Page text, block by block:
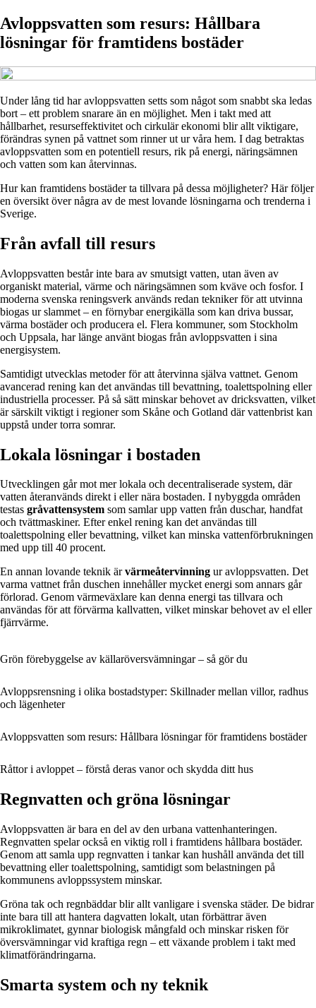
Avloppsvatten som resurs: Hållbara
lösningar för framtidens bostäder
Under lång tid har avloppsvatten setts som något som snabbt ska ledas
bort – ett problem snarare än en möjlighet. Men i takt med att
hållbarhet, resurseffektivitet och cirkulär ekonomi blir allt viktigare,
förändras synen på vattnet som rinner ut ur våra hem. I dag betraktas
avloppsvatten som en potentiell resurs, rik på energi, näringsämnen
och vatten som kan återvinnas.
Hur kan framtidens bostäder ta tillvara på dessa möjligheter? Här följer
en översikt över några av de mest lovande lösningarna och trenderna i
Sverige.
Från avfall till resurs
Avloppsvatten består inte bara av smutsigt vatten, utan även av
organiskt material, värme och näringsämnen som kväve och fosfor. I
moderna svenska reningsverk används redan tekniker för att utvinna
biogas ur slammet – en förnybar energikälla som kan driva bussar,
värma bostäder och producera el. Flera kommuner, som Stockholm
och Uppsala, har länge använt biogas från avloppsvatten i sina
energisystem.
Samtidigt utvecklas metoder för att återvinna själva vattnet. Genom
avancerad rening kan det användas till bevattning, toalettspolning eller
industriella processer. På så sätt minskar behovet av dricksvatten, vilket
är särskilt viktigt i regioner som Skåne och Gotland där vattenbrist kan
uppstå under torra somrar.
Lokala lösningar i bostaden
Utvecklingen går mot mer lokala och decentraliserade system, där
vatten återanvänds direkt i eller nära bostaden. I nybyggda områden
testas gråvattensystem som samlar upp vatten från duschar, handfat
och tvättmaskiner. Efter enkel rening kan det användas till
toalettspolning eller bevattning, vilket kan minska vattenförbrukningen
med upp till 40 procent.
En annan lovande teknik ärvärmeåtervinning ur avloppsvatten. Det
varma vattnet från duschen innehåller mycket energi som annars går
förlorad. Genom värmeväxlare kan denna energi tas tillvara och
användas för att förvärma kallvatten, vilket minskar behovet av el eller
fjärrvärme.
Grön förebyggelse av källaröversvämningar – så gör du
Avloppsrensning i olika bostadstyper: Skillnader mellan villor, radhus
och lägenheter
Avloppsvatten som resurs: Hållbara lösningar för framtidens bostäder
Råttor i avloppet – förstå deras vanor och skydda ditt hus
Regnvatten och gröna lösningar
Avloppsvatten är bara en del av den urbana vattenhanteringen.
Regnvatten spelar också en viktig roll i framtidens hållbara bostäder.
Genom att samla upp regnvatten i tankar kan hushåll använda det till
bevattning eller toalettspolning, samtidigt som belastningen på
kommunens avloppssystem minskar.
Gröna tak och regnbäddar blir allt vanligare i svenska städer. De bidrar
inte bara till att hantera dagvatten lokalt, utan förbättrar även
mikroklimatet, gynnar biologisk mångfald och minskar risken för
översvämningar vid kraftiga regn – ett växande problem i takt med
klimatförändringarna.
Smarta system och ny teknik